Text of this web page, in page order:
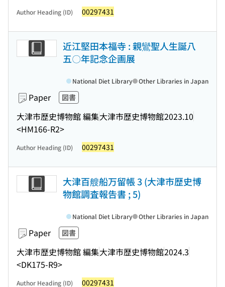
Author Heading (ID) 00297431
近江堅田本福寺 : 親鸞聖人生誕八
五〇年記念企画展
Paper 図書
大津市歴史博物館 編集大津市歴史博物館2023.10
<HM166-R2>
National Diet Library Other Libraries in Japan
Author Heading (ID) 00297431
大津百艘船万留帳 3 (大津市歴史博
物館調査報告書 ; 5)
Paper 図書
大津市歴史博物館 編集大津市歴史博物館2024.3
<DK175-R9>
National Diet Library Other Libraries in Japan
Author Heading (ID) 00297431